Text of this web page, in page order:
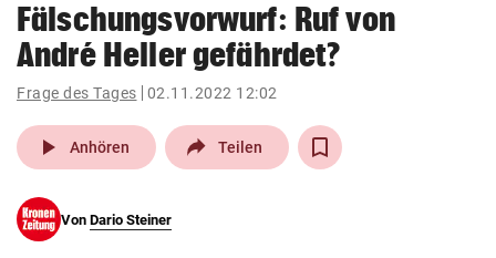
account_circle Anmelden
arrow_right
pin_drop
Wien arrow_right
Fälschungsvorwurf: Ruf von
André Heller gefährdet?
Frage des Tages 02.11.2022 12:02
play_arrow Anhören Teilen
Von Dario Steiner